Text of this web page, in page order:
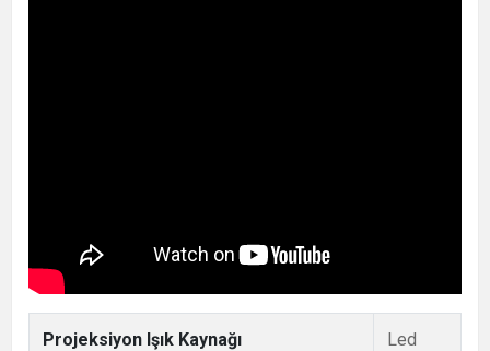
Projeksiyon Işık Kaynağı Led